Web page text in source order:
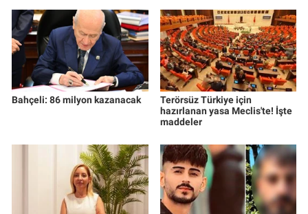
Bahçeli: 86 milyon kazanacak
Terörsüz Türkiye için
hazırlanan yasa Meclis'te! İşte
maddeler